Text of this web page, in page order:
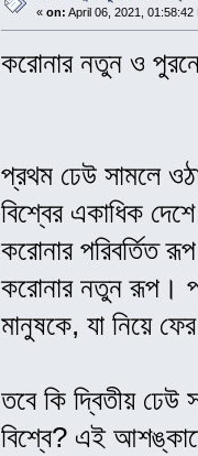
« on: April 06, 2021, 01:58:42
করোনার নতুন ও
প্রথম ঢেউ সামলে
বিশ্বের একাধিক
করোনার পরিবর্তিত
করোনার নতুন রূপ।
মানুষকে, যা নিয়ে
তবে কি দ্বিতীয়
বিশ্বে? এই